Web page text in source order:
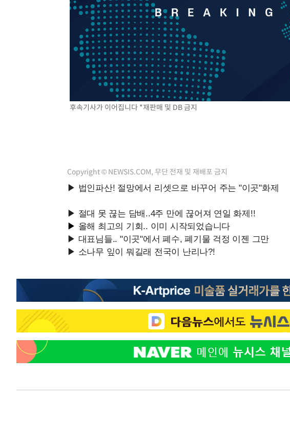
[단독]중수청 지원 검사들, 정원 초과 시 낮은 계급 임용…희망지 못
낮 최고 37도 찜통더위…곳곳 소나기·강원 많은 비[내일날씨]
SK하이닉스, 용인·청주 팹에 54조 투자…"AI 메모리 수요 선제 대
여자배구 이재영·이다영 자매, 아제르바이잔 투란VC 입단
외국인 심판 성 접대 7경기 들여다보니…한국 축구 '5승 2무'
[속보]코스닥, 2.86포인트(0.36%) 내린 798.81마감
[속보]코스피, 6200선 약보합…0.60% 내린 6258.77에 마쳐
[속보]원·달러 환율, 7.7원 내린 1416.1원 마감
11시간 압수수색에 성접대 파문까지…'쑥대밭' 된 축구협회
[속보]규제합리화위원회 부위원장에 김태유 서울대 공대 교수…이병태
후속기사가 이어집니다 *재판매 및 DB 금지
Copyright © NEWSIS.COM, 무단 전재 및 재배포 금지